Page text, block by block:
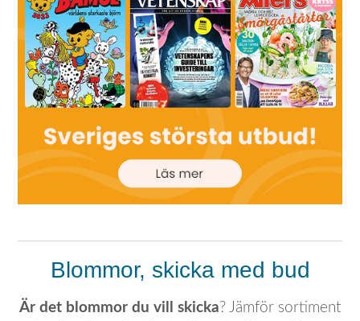
Blommor, skicka med bud
Är det blommor du vill skicka? Jämför sortiment